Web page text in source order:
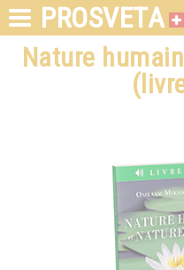
PROSVETA
Nature